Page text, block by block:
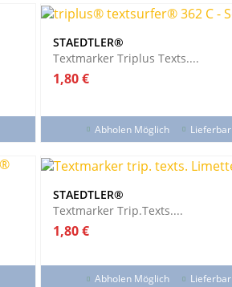
STAEDTLER®
Textmarker Triplus Texts....
Preis
1,80 €
Abholen Möglich Lieferbar
STAEDTLER®
Textmarker Trip.texts....
Preis
1,80 €
Abholen Möglich Lieferbar